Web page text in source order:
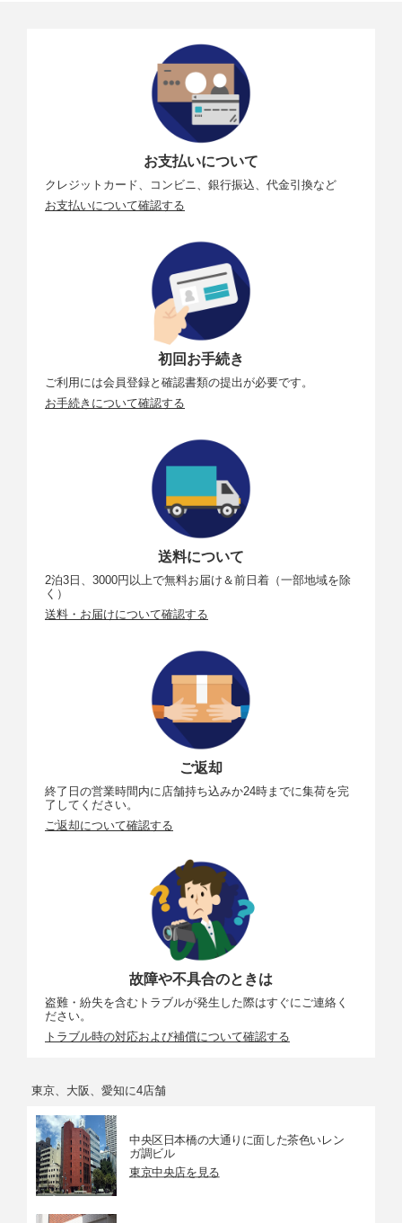
お支払いについて
クレジットカード、コンビニ、銀行振込、代金引換など
お支払いについて確認する
初回お手続き
ご利用には会員登録と確認書類の提出が必要です。
お手続きについて確認する
送料について
2泊3日、3000円以上で無料お届け＆前日着（一部地域を除
く）
送料・お届けについて確認する
ご返却
終了日の営業時間内に店舗持ち込みか24時までに集荷を完
了してください。
ご返却について確認する
故障や不具合のときは
盗難・紛失を含むトラブルが発生した際はすぐにご連絡く
ださい。
トラブル時の対応および補償について確認する
東京、大阪、愛知に4店舗
中央区日本橋の大通りに面した茶色いレン
ガ調ビル
東京中央店を見る